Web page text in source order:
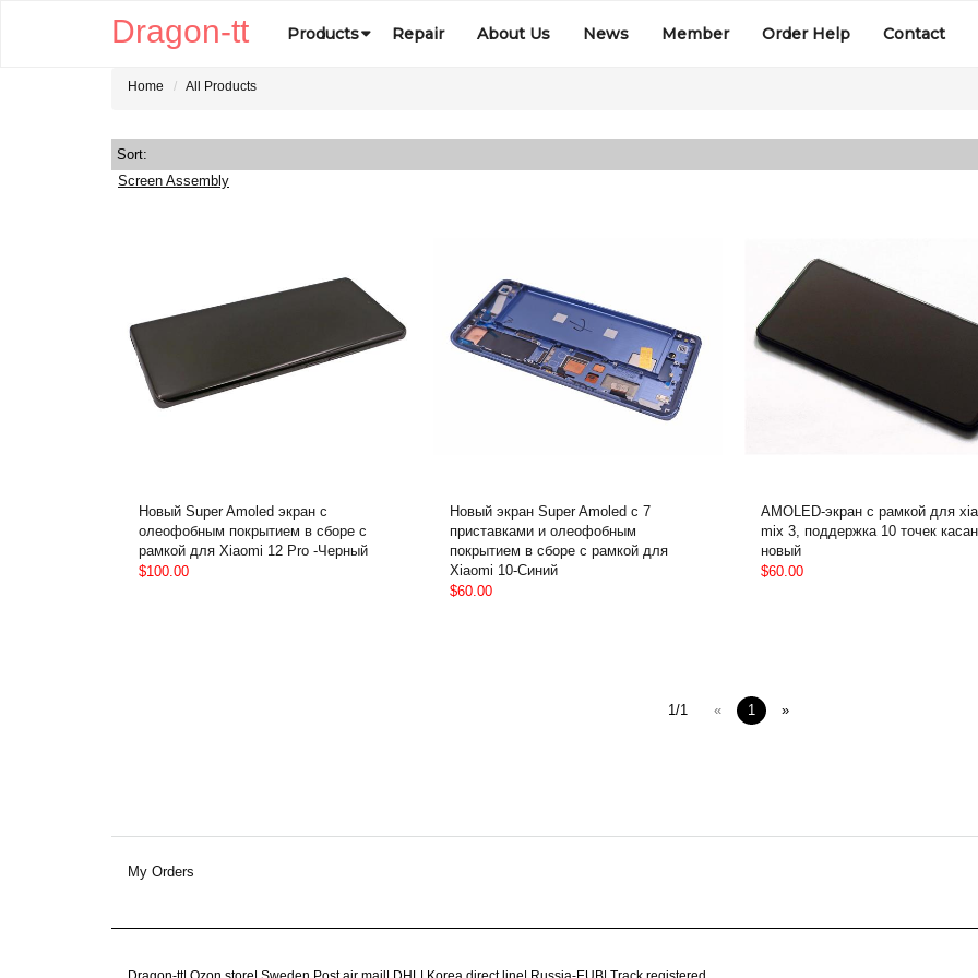
Dragon-tt Products Repair About Us News Member Order Help Contact
Home All Products
Sort:
Screen Assembly
Новый Super Amoled экран с
олеофобным покрытием в сборе с
рамкой для Xiaomi 12 Pro -Черный
$100.00
Новый экран Super Amoled с 7
приставками и олеофобным
покрытием в сборе с рамкой для
Xiaomi 10-Синий
$60.00
AMOLED-экран с рамкой для
mix 3, поддержка 10 точек
новый
$60.00
1/1 « 1 »
My Orders